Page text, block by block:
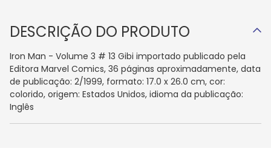
DESCRIÇÃO DO PRODUTO
Iron Man - Volume 3 # 13 Gibi importado publicado pela
Editora Marvel Comics, 36 páginas aproximadamente, data
de publicação: 2/1999, formato: 17.0 x 26.0 cm, cor:
colorido, origem: Estados Unidos, idioma da publicação:
Inglês